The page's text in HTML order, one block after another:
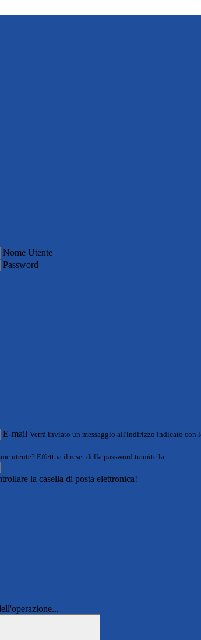
Nome Utente
Password
E-mail Verrà inviato un messaggio all'indirizzo indicato con
utente? Effettua il reset della password tramite la
la casella di posta elettronica!